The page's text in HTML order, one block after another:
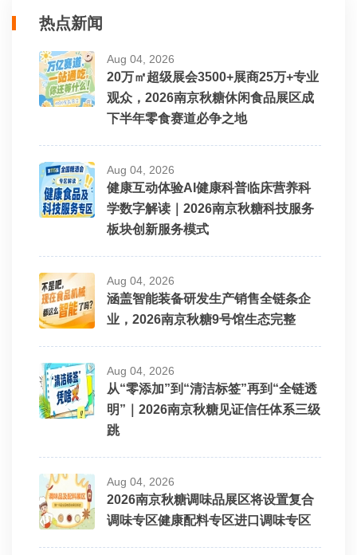
热点新闻
Aug 04, 2026
20万㎡超级展会3500+展商25万+专业
观众，2026南京秋糖休闲食品展区成
下半年零食赛道必争之地
Aug 04, 2026
健康互动体验AI健康科普临床营养科
学数字解读｜2026南京秋糖科技服务
板块创新服务模式
Aug 04, 2026
涵盖智能装备研发生产销售全链条企
业，2026南京秋糖9号馆生态完整
Aug 04, 2026
从“零添加”到“清洁标签”再到“全链透
明”｜2026南京秋糖见证信任体系三级
跳
Aug 04, 2026
2026南京秋糖调味品展区将设置复合
调味专区健康配料专区进口调味专区